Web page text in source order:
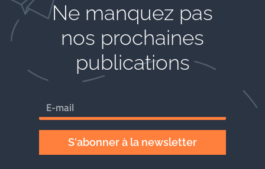
Ne manquez pas
nos prochaines
publications
S'abonner à la newsletter